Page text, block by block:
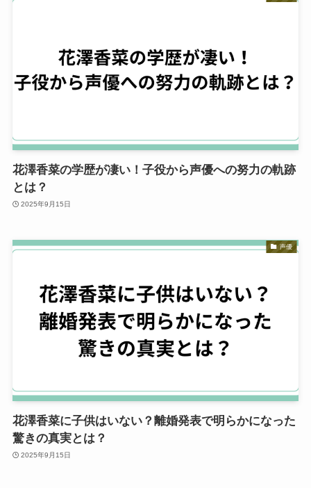
花澤香菜の学歴が凄い！子役から声優への努力の軌跡
とは？
2025年9月15日
声優
花澤香菜に子供はいない？離婚発表で明らかになった
驚きの真実とは？
2025年9月15日